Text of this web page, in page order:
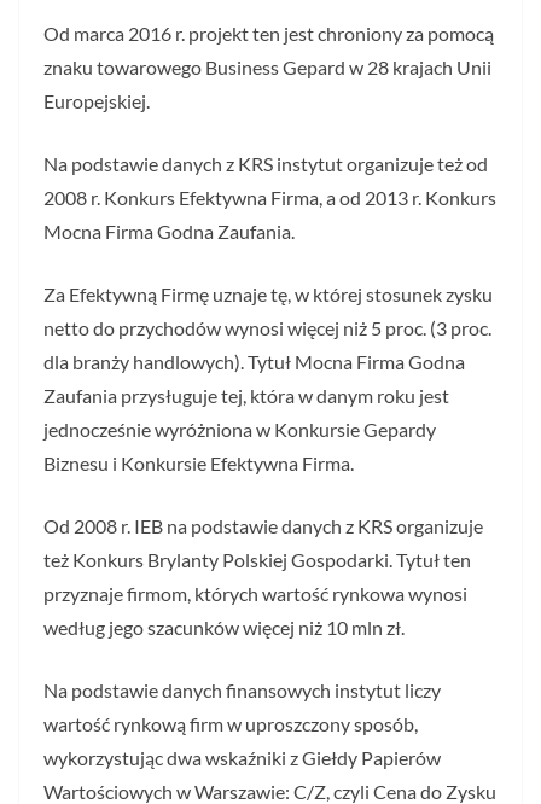
Od marca 2016 r. projekt ten jest chroniony za pomocą
znaku towarowego Business Gepard w 28 krajach Unii
Europejskiej.
Na podstawie danych z KRS instytut organizuje też od
2008 r. Konkurs Efektywna Firma, a od 2013 r. Konkurs
Mocna Firma Godna Zaufania.
Za Efektywną Firmę uznaje tę, w której stosunek zysku
netto do przychodów wynosi więcej niż 5 proc. (3 proc.
dla branży handlowych). Tytuł Mocna Firma Godna
Zaufania przysługuje tej, która w danym roku jest
jednocześnie wyróżniona w Konkursie Gepardy
Biznesu i Konkursie Efektywna Firma.
Od 2008 r. IEB na podstawie danych z KRS organizuje
też Konkurs Brylanty Polskiej Gospodarki. Tytuł ten
przyznaje firmom, których wartość rynkowa wynosi
według jego szacunków więcej niż 10 mln zł.
Na podstawie danych finansowych instytut liczy
wartość rynkową firm w uproszczony sposób,
wykorzystując dwa wskaźniki z Giełdy Papierów
Wartościowych w Warszawie: C/Z, czyli Cena do Zysku